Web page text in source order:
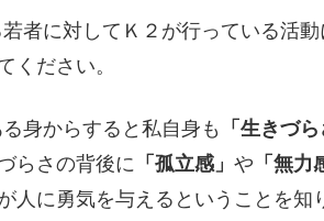
者に対してＫ２が行っている活
ください。
身からすると私自身も 「生きづ
らさの背後に 「孤立感」 や 「無力
人に勇気を与えるということを知